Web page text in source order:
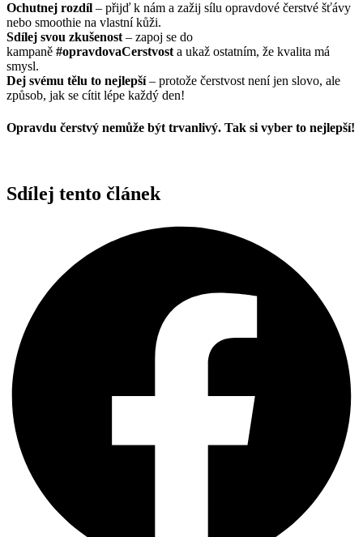
Ochutnej rozdíl – přijď k nám a zažij sílu opravdové čerstvé šťávy
nebo smoothie na vlastní kůži.
Sdílej svou zkušenost– zapoj se do
kampaně #opravdovaCerstvosta ukaž ostatním, že kvalita má
smysl.
Dej svému tělu to nejlepší– protože čerstvost není jen slovo, ale
způsob, jak se cítit lépe každý den!
Opravdu čerstvý nemůže být trvanlivý. Tak si vyber to nejlepší!
Sdílej tento článek